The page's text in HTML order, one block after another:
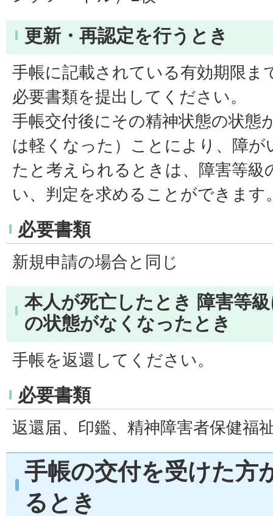
更新・再認定を行うとき
手帳に記載されている有効期限ま
必要書類を提出してください。
手帳交付後にその精神状態の状態
は軽くなった）ことにより、障が
たと考えられるときは、障害等級
い、判定を求めることができます
必要書類
新規申請の場合と同じ
本人が死亡したとき 障害等
の状態がなくなったとき
手帳を返還してください。
必要書類
返還届、印鑑、精神障害者保健福
手帳の交付を受けた方
るとき